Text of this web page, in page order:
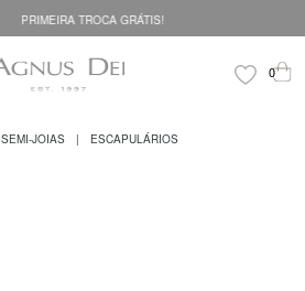
PRIMEIRA TROCA GRÁTIS!
SEMI-JOIAS ESCAPULÁRIOS